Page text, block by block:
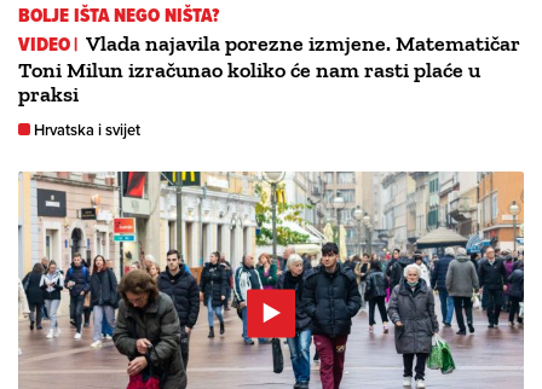
BOLJE IŠTA NEGO NIŠTA?
VIDEO | Vlada najavila porezne izmjene. Matematičar
Toni Milun izračunao koliko će nam rasti plaće u
praksi
Hrvatska i svijet